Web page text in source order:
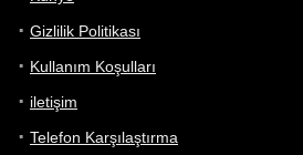
Gizlilik Politikası
Kullanım Koşulları
iletişim
Telefon Karşılaştırma